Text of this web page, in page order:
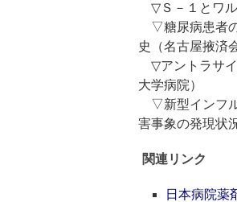
▽Ｓ－１とワル
▽糖尿病患者の
史（名古屋掖済
▽アントラサイ
大学病院）
▽新型インフル
害事象の発現状
関連リンク
日本病院薬